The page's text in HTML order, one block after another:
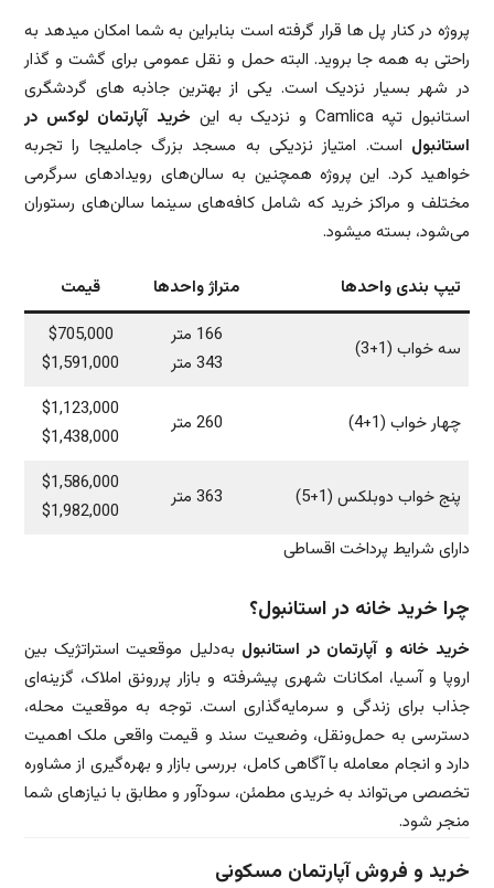
پروژه در کنار پل ها قرار گرفته است بنابراین به شما امکان میدهد به
راحتی به همه جا بروید. البته حمل و نقل عمومی برای گشت و گذار
در شهر بسیار نزدیک است. یکی از بهترین جاذبه های گردشگری
استانبول تپه Camlica و نزدیک به این
خرید آپارتمان لوکس در
استانبول است. امتیاز نزدیکی به مسجد بزرگ جاملیجا را تجربه
خواهید کرد. این پروژه همچنین به سالن‌های رویدادهای سرگرمی
مختلف و مراکز خرید که شامل کافه‌های سینما سالن‌های رستوران
می‌شود، بسته میشود.
تیپ بندی واحدها متراژ واحدها قیمت
سه خواب (1+3)
166 متر
343 متر
$705,000
$1,591,000
چهار خواب (1+4) 260 متر
$1,123,000
$1,438,000
پنج خواب دوبلکس (1+5) 363 متر
$1,586,000
$1,982,000
دارای شرایط پرداخت اقساطی
چرا خرید خانه در استانبول؟
خرید خانه و آپارتمان در استانبول به‌دلیل موقعیت استراتژیک بین
اروپا و آسیا، امکانات شهری پیشرفته و بازار پررونق املاک، گزینه‌ای
جذاب برای زندگی و سرمایه‌گذاری است. توجه به موقعیت محله،
دسترسی به حمل‌ونقل، وضعیت سند و قیمت واقعی ملک اهمیت
دارد و انجام معامله با آگاهی کامل، بررسی بازار و بهره‌گیری از مشاوره
تخصصی می‌تواند به خریدی مطمئن، سودآور و مطابق با نیازهای شما
منجر شود.
خرید و فروش آپارتمان مسکونی